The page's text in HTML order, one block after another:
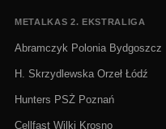
METALKAS 2. EKSTRALIGA
Abramczyk Polonia Bydgoszcz
H. Skrzydlewska Orzeł Łódź
Hunters PSŻ Poznań
Cellfast Wilki Krosno